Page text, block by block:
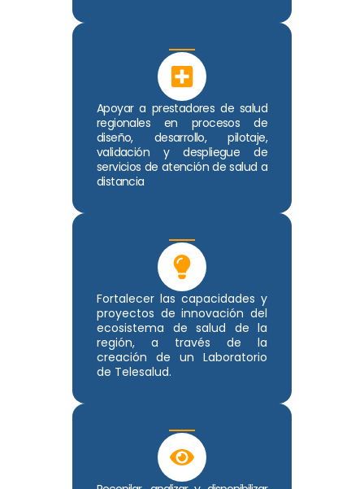
Apoyar a prestadores de salud
regionales en procesos de
diseño, desarrollo, pilotaje,
validación y despliegue de
servicios de atención de salud a
distancia
Fortalecer las capacidades y
proyectos de innovación del
ecosistema de salud de la
región, a través de la
creación de un Laboratorio
de Telesalud.